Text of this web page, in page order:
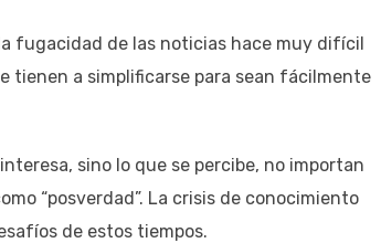
fugacidad de las noticias hace muy difícil
tienen a simplificarse para sean fácilmente
sino lo que se percibe, no importan
“posverdad”. La crisis de conocimiento
de estos tiempos.